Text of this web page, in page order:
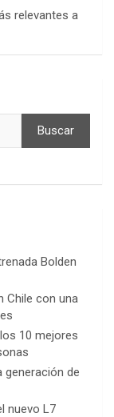
relevantes a
Buscar
Bolden
Chile con una
10 mejores
generación de
nuevo L7